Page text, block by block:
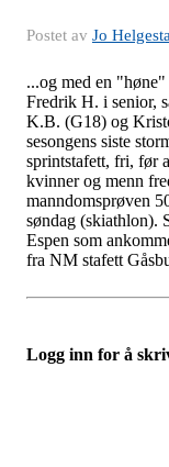
Postet av Jo
...og med en
Fredrik H. i senior,
K.B. (G18) og
sesongens siste
sprintstafett, fri, før
kvinner og menn
manndomsprøven
søndag (skiathlon).
Espen som
fra NM stafett
Logg inn for å